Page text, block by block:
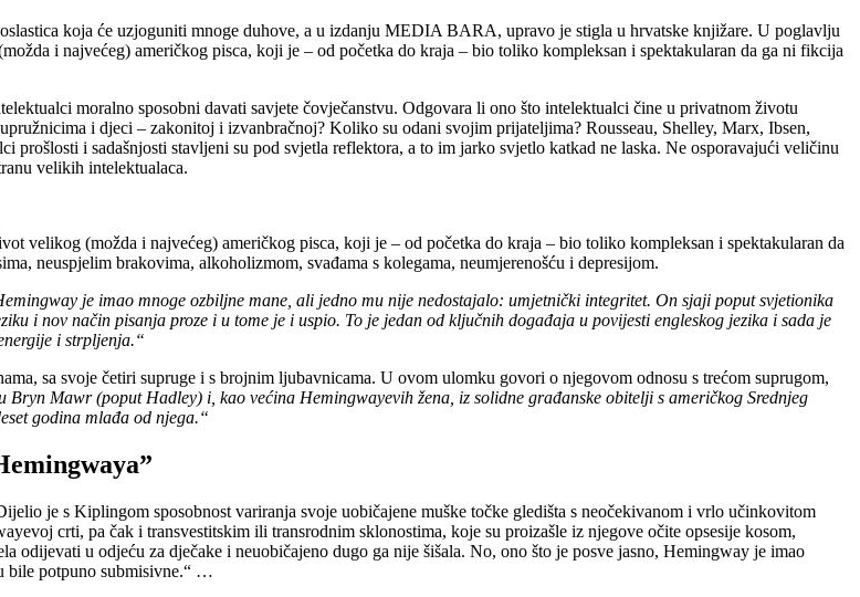
koja će uzjoguniti mnoge duhove, a u izdanju MEDIA BARA, upravo je stigla u hrvatske knjižare. U poglavlju
i najvećeg) američkog pisca, koji je – od početka do kraja – bio toliko kompleksan i spektakularan da ga ni fikcija
moralno sposobni davati savjete čovječanstvu. Odgovara li ono što intelektualci čine u privatnom životu
i djeci – zakonitoj i izvanbračnoj? Koliko su odani svojim prijateljima? Rousseau, Shelley, Marx, Ibsen,
i sadašnjosti stavljeni su pod svjetla reflektora, a to im jarko svjetlo katkad ne laska. Ne osporavajući veličinu
velikih intelektualaca.
velikog (možda i najvećeg) američkog pisca, koji je – od početka do kraja – bio toliko kompleksan i spektakularan da
neuspjelim brakovima, alkoholizmom, svađama s kolegama, neumjerenošću i depresijom.
je imao mnoge ozbiljne mane, ali jedno mu nije nedostajalo: umjetnički integritet. On sjaji poput svjetionika
i nov način pisanja proze i u tome je i uspio. To je jedan od ključnih događaja u povijesti engleskog jezika i sada je
i strpljenja.“
sa svoje četiri supruge i s brojnim ljubavnicama. U ovom ulomku govori o njegovom odnosu s trećom suprugom,
Bryn Mawr (poput Hadley) i, kao većina Hemingwayevih žena, iz solidne građanske obitelji s američkog Srednjeg
godina mlađa od njega.“
je s Kiplingom sposobnost variranja svoje uobičajene muške točke gledišta s neočekivanom i vrlo učinkovitom
crti, pa čak i transvestitskim ili transrodnim sklonostima, koje su proizašle iz njegove očite opsesije kosom,
odijevati u odjeću za dječake i neuobičajeno dugo ga nije šišala. No, ono što je posve jasno, Hemingway je imao
bile potpuno submisivne.“ …